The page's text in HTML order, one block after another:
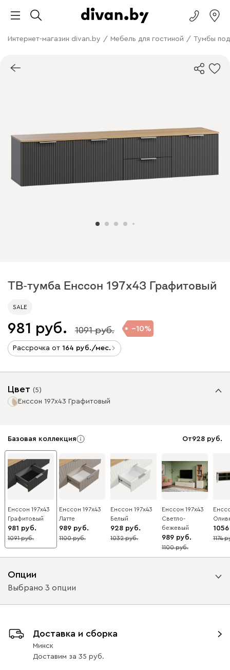
Интернет-магазин divan.by / Мебель для гостиной / Тумбы
ТВ-тумба Енссон 197x43 Графитовый
SALE
981 1091 10
Рассрочка от 164 /мес.
Цвет (5)
Енссон 197x43 Графитовый
Базовая коллекция От928
Енссон 197x43
Графитовый
981
10
1091
Енссон 197x43
Латте
989
10
1100
Енссон 197x43
Белый
928
10
1032
Енссон 197x43
Светло-
бежевый
989
10
1100
1056
10
1174
Опции
Выбрано 3 опции
с доводчиками без доводчиков
Доставка и сборка
Минск
Доставим за 35